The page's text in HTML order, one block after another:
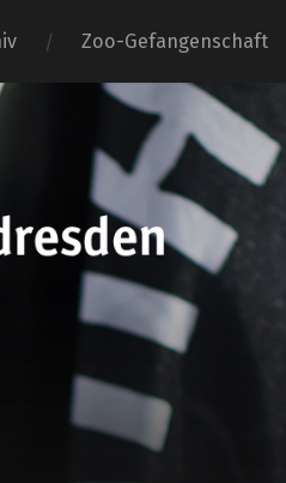
Zoo-Gefangenschaft